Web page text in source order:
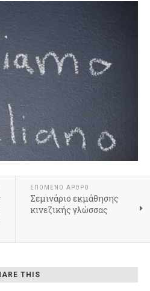
ΕΠΌΜΕΝΟ ΆΡΘΡΟ
Σεμινάριο εκμάθησης
κινεζικής γλώσσας
THIS